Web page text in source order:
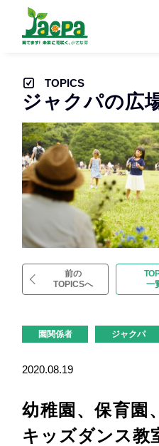
TOPICS
ジャクパの広
前の
TOPICSへ
一
園関係者 ジャクパ
2020.08.19
幼稚園、保育
キッズダンス教